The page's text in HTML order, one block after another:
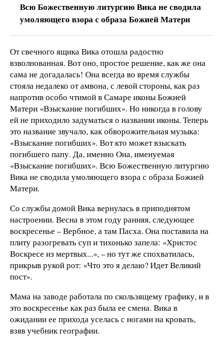
Всю Божественную литургию Вика не сводила
умоляющего взора с образа Божией Матери
От свечного ящика Вика отошла радостно
взволнованная. Вот оно, простое решение, как же она
сама не догадалась! Она всегда во время службы
стояла недалеко от амвона, с левой стороны, как раз
напротив особо чтимой в Самаре иконы Божией
Матери «Взыскание погибших». Но никогда в голову
ей не приходило задуматься о названии иконы. Теперь
это название звучало, как обворожительная музыка:
«Взыскание погибших». Вот кто может взыскать
погибшего папу. Да, именно Она, именуемая
«Взыскание погибших». Всю Божественную литургию
Вика не сводила умоляющего взора с образа Божией
Матери.
Со службы домой Вика вернулась в приподнятом
настроении. Весна в этом году ранняя, следующее
воскресенье – Вербное, а там Пасха. Она поставила на
плиту разогревать суп и тихонько запела: «Христос
Воскресе из мертвых...», – но тут же спохватилась,
прикрыв рукой рот: «Что это я делаю? Идет Великий
пост».
Мама на заводе работала по скользящему графику, и в
это воскресенье как раз была ее смена. Вика в
ожидании ее прихода уселась с ногами на кровать,
взяв учебник географии.